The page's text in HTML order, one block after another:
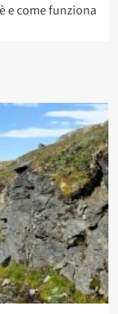
e come funziona